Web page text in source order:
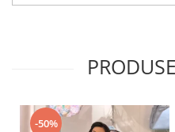
-50%